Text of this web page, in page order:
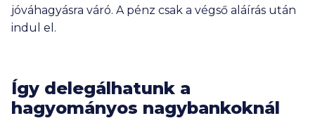
jóváhagyásra váró. A pénz csak a végső aláírás után
indul el.
Így delegálhatunk a
hagyományos nagybankoknál